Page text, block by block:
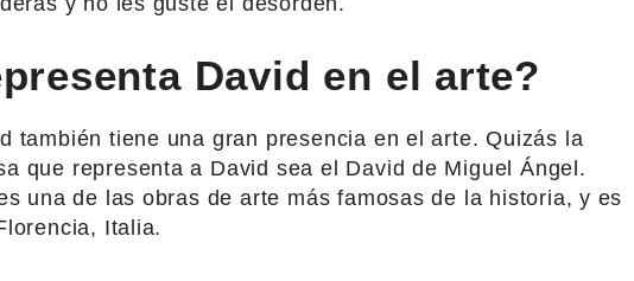
David en el arte?
también tiene una gran presencia en el arte. Quizás la
que representa a David sea el David de Miguel Ángel.
una de las obras de arte más famosas de la historia, y es
Italia.